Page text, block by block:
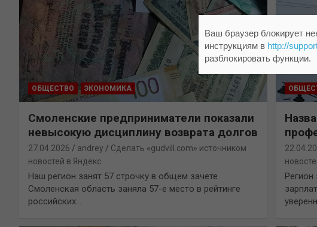
ОБЩЕСТВО ЭКОНОМИКА
Смоленские предприниматели показали
невысокую дисциплину возврата долгов
27.04.2026 andrey
Сделать «gudvill.com» источником
новостей в Яндекс
Наш регион занят 57 строчку в общем зачете
Смоленская область заняла 57-е место в рейтинге
российских…
Ваш браузер блокирует
инструкциям в http://
разблокировать функции.